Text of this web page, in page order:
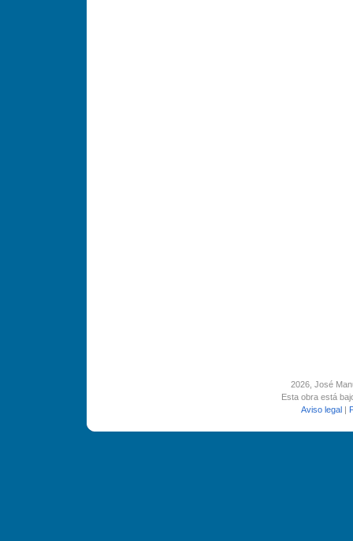
2026, José
Esta obra está
Aviso legal |